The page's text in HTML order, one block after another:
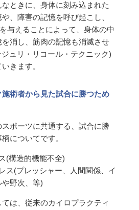
ときに、身体に刻み込まれた
、障害の記憶を呼び起こし、
与えることによって、身体の中
消し、筋肉の記憶も消滅させ
ュリ・リコール・テクニック)
きます。
術者から見た試合に勝つため
ポーツに共通する、試合に勝
についてです。
(構造的機能不全)
(プレッシャー、人間関係、イ
野次、等)
は、従来のカイロプラクティ